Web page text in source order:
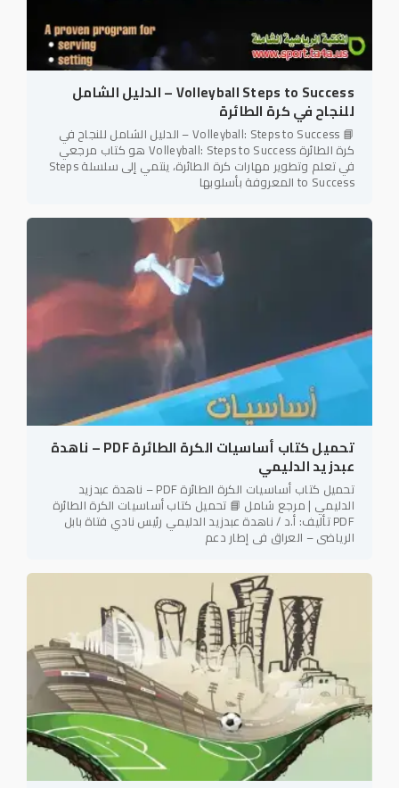
Volleyball Steps to Success – الدليل الشامل
للنجاح في كرة الطائرة
📘 Volleyball: Steps to Success – الدليل الشامل للنجاح في
كرة الطائرة Volleyball: Steps to Success هو كتاب مرجعي
في تعلم وتطوير مهارات كرة الطائرة، ينتمي إلى سلسلة Steps
to Success المعروفة بأسلوبها
تحميل كتاب أساسيات الكرة الطائرة PDF – ناهدة
عبدزيد الدليمي
تحميل كتاب أساسيات الكرة الطائرة PDF – ناهدة عبدزيد
الدليمي | مرجع شامل 📘 تحميل كتاب أساسيات الكرة الطائرة
PDF تأليف: أ.د / ناهدة عبدزيد الدليمي رئيس نادي فتاة بابل
الرياضي – العراق في إطار دعم